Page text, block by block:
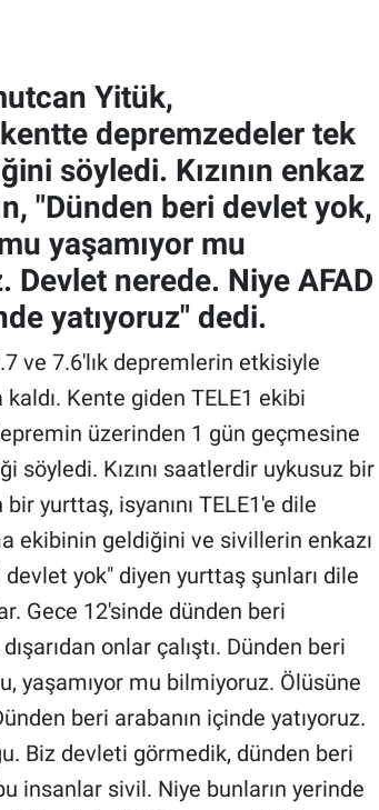
Yitük,
depremzedeler tek
söyledi. Kızının enkaz
"Dünden beri devlet yok,
yaşamıyor mu
Devlet nerede. Niye AFAD
yatıyoruz" dedi.
ve 7.6'lık depremlerin etkisiyle
kaldı. Kente giden TELE1 ekibi
üzerinden 1 gün geçmesine
Kızını saatlerdir uykusuz bir
yurttaş, isyanını TELE1'e dile
ekibinin geldiğini ve sivillerin enkazı
devlet yok" diyen yurttaş şunları dile
Gece 12'sinde dünden beri
onlar çalıştı. Dünden beri
yaşamıyor mu bilmiyoruz. Ölüsüne
beri arabanın içinde yatıyoruz.
Biz devleti görmedik, dünden beri
insanlar sivil. Niye bunların yerinde